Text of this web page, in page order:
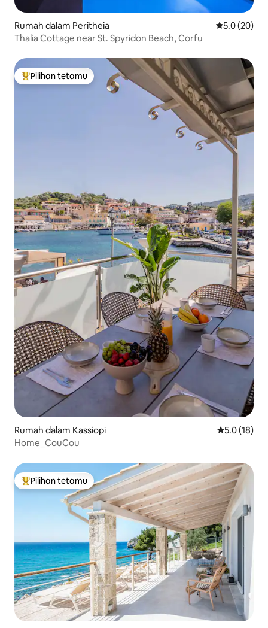
Rumah dalam Peritheia Penarafan
5.0 (20)
Thalia Cottage near St. Spyridon Beach, Corfu
Pilihan utama tetamu
Pilihan tetamu
Rumah dalam Kassiopi Penarafan
5.0 (18)
Home_CouCou
Pilihan utama tetamu
Pilihan tetamu